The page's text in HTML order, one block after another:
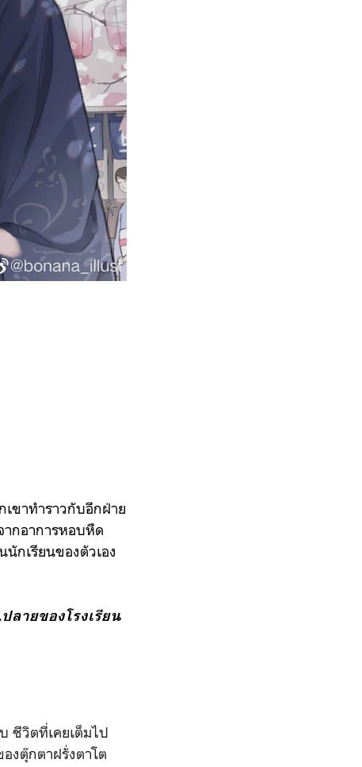
เขาทำราวกับอีกฝ่าย
กอาการหอบหืด
กเรียนของตัวเอง
ลายของโรงเรียน
ชีวิตที่เคยเต็มไป
งตุ๊กตาฝรั่งตาโต